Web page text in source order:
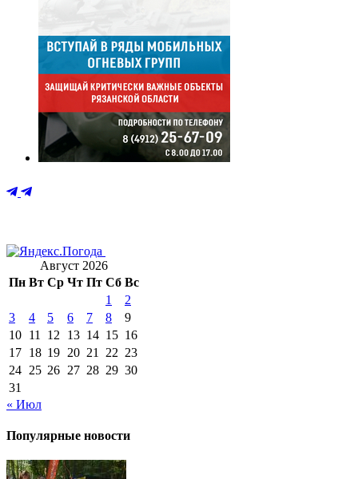
Август 2026
Пн Вт Ср Чт Пт Сб Вс
1
2
3
4 5 6 7 8
9
10 11 12 13 14 15 16
17 18 19 20 21 22 23
24 25 26 27 28 29 30
31
« Июл
Популярные новости